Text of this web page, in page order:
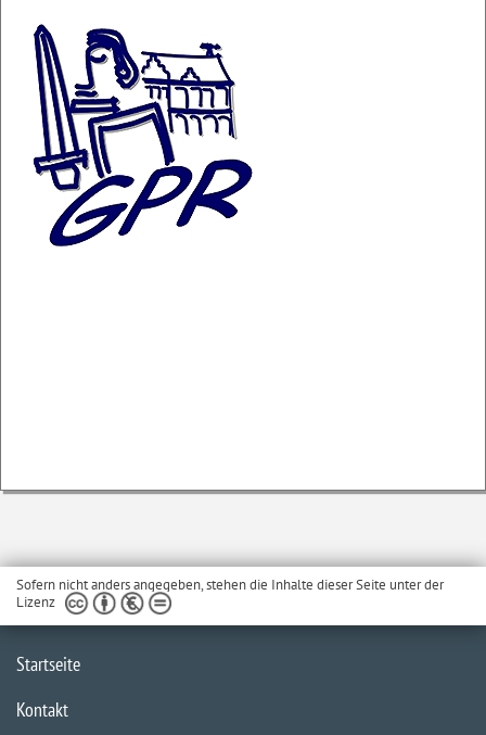
Sofern nicht anders angegeben, stehen die Inhalte dieser Seite unter der
Lizenz
Startseite
Kontakt